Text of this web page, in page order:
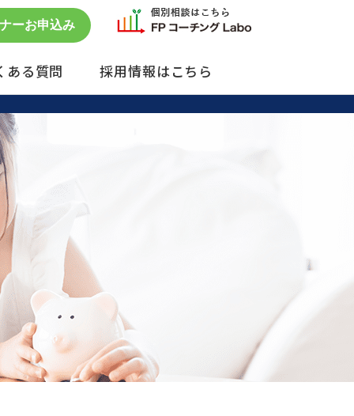
ーお申込み
ある質問 採用情報はこちら